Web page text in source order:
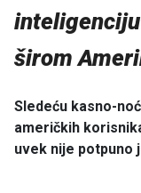
širom
Sledeću kasno-
američkih
uvek nije potpuno